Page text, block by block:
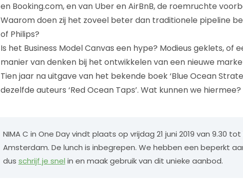
en Booking.com, en van Uber en AirBnB, de roemruchte
Waarom doen zij het zoveel beter dan traditionele pipeline
of Philips?
Is het Business Model Canvas een hype? Modieus geklets, of
manier van denken bij het ontwikkelen van een nieuwe
Tien jaar na uitgave van het bekende boek ‘Blue Ocean
dezelfde auteurs ‘Red Ocean Taps’. Wat kunnen we hiermee?
NIMA C in One Day vindt plaats op vrijdag 21 juni 2019 van 9.30 tot
Amsterdam. De lunch is inbegrepen. We hebben een beperkt
dus schrijf je snel in en maak gebruik van dit unieke aanbod.